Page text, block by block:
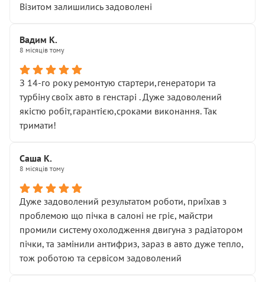
Візитом залишились задоволені
Вадим К.
8 місяців тому
З 14-го року ремонтую стартери,генератори та
турбіну своїх авто в генстарі . Дуже задоволений
якістю робіт,гарантією,сроками виконання. Так
тримати!
Саша К.
8 місяців тому
Дуже задоволений результатом роботи, приїхав з
проблемою що пічка в салоні не гріє, майстри
промили систему охолодження двигуна з радіатором
пічки, та замінили антифриз, зараз в авто дуже тепло,
тож роботою та сервісом задоволений